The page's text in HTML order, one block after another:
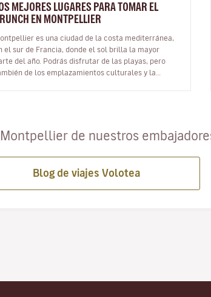
MEJORES LUGARES PARA TOMAR EL
EN MONTPELLIER
es una ciudad de la costa mediterránea,
el sur de Francia, donde el sol brilla la mayor
del año. Podrás disfrutar de las playas, pero
de los emplazamientos culturales y la
de nuestros
Blog de viajes Volotea